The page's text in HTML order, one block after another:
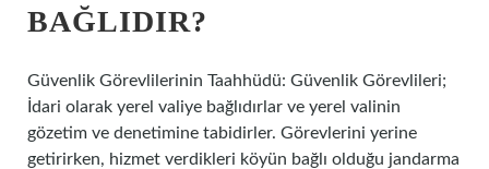
BAĞLIDIR?
Güvenlik Görevlilerinin Taahhüdü: Güvenlik Görevlileri;
İdari olarak yerel valiye bağlıdırlar ve yerel valinin
gözetim ve denetimine tabidirler. Görevlerini yerine
getirirken, hizmet verdikleri köyün bağlı olduğu jandarma